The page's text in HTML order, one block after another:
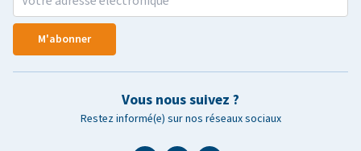
M'abonner
Vous nous suivez ?
Restez informé(e) sur nos réseaux sociaux